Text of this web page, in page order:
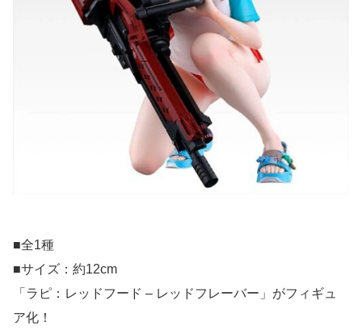
■全1種
■サイズ：約12cm
「ラピ：レッドフード – レッドフレーバー」がフィギュ
ア化！